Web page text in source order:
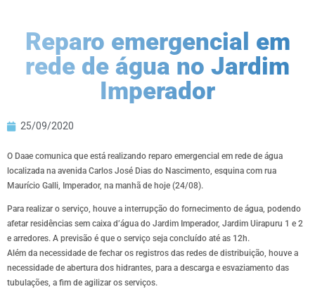
Reparo emergencial em
rede de água no Jardim
Imperador
25/09/2020
O Daae comunica que está realizando reparo emergencial em rede de água
localizada na avenida Carlos José Dias do Nascimento, esquina com rua
Maurício Galli, Imperador, na manhã de hoje (24/08).
Para realizar o serviço, houve a interrupção do fornecimento de água, podendo
afetar residências sem caixa d’água do Jardim Imperador, Jardim Uirapuru 1 e 2
e arredores. A previsão é que o serviço seja concluído até as 12h.
Além da necessidade de fechar os registros das redes de distribuição, houve a
necessidade de abertura dos hidrantes, para a descarga e esvaziamento das
tubulações, a fim de agilizar os serviços.